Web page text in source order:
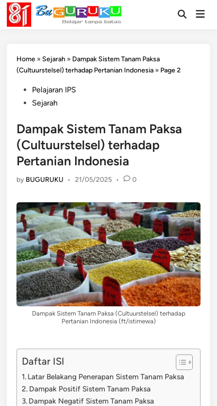
Skip
content
OpenMain
Home » Sejarah » Dampak Sistem Tanam Paksa
(Cultuurstelsel) terhadap Pertanian Indonesia » Page 2
PostedPelajaran IPS
Sejarah
Dampak Sistem Tanam Paksa
(Cultuurstelsel) terhadap
Pertanian Indonesia
by BUGURUKU • 21/05/2025 • 0
Dampak Sistem Tanam Paksa (Cultuurstelsel) terhadap
Pertanian Indonesia (ft/istimewa)
Daftar ISI
Latar Belakang Penerapan Sistem Tanam Paksa
Dampak Positif Sistem Tanam Paksa
Dampak Negatif Sistem Tanam Paksa